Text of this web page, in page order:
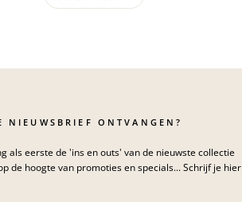
NIEUWSBRIEF ONTVANGEN?
als eerste de 'ins en outs' van de nieuwste collectie
de hoogte van promoties en specials... Schrijf je hier